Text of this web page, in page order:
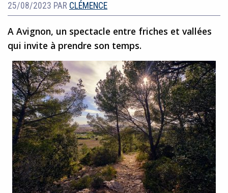
25/08/2023 PAR CLÉMENCE
A Avignon, un spectacle entre friches et vallées
qui invite à prendre son temps.